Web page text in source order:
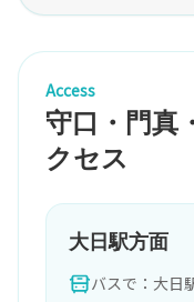
Access
守口・門真
クセス
大日駅方面
バスで：大日